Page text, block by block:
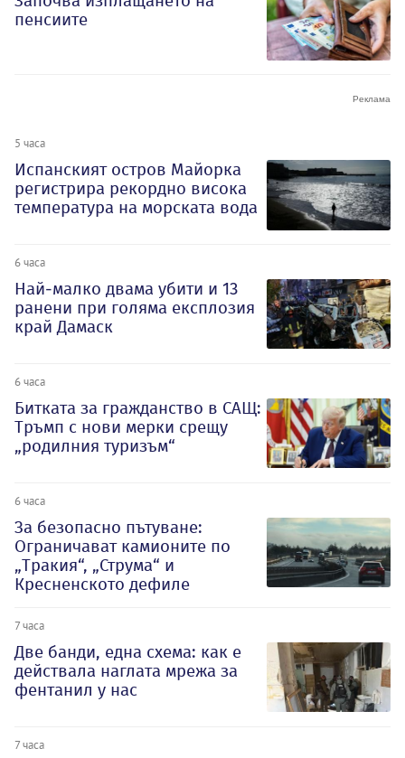
пенсиите
5 часа
Испанският остров Майорка
регистрира рекордно висока
температура на морската вода
6 часа
Най-малко двама убити и 13
ранени при голяма експлозия
край Дамаск
6 часа
Битката за гражданство в САЩ:
Тръмп с нови мерки срещу
„родилния туризъм“
6 часа
За безопасно пътуване:
Ограничават камионите по
„Тракия“, „Струма“ и
Кресненското дефиле
7 часа
Две банди, една схема: как е
действала наглата мрежа за
фентанил у нас
7 часа